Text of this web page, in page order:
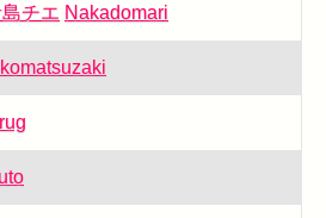
チエ Nakadomari